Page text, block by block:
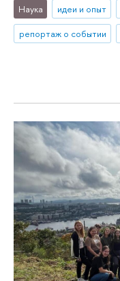
Наука идеи и опыт
репортаж о событии